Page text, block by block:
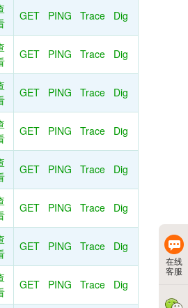
GET PING Trace Dig
GET PING Trace Dig
GET PING Trace Dig
GET PING Trace Dig
GET PING Trace Dig
GET PING Trace Dig
GET PING Trace Dig
GET PING Trace Dig
在线
客服